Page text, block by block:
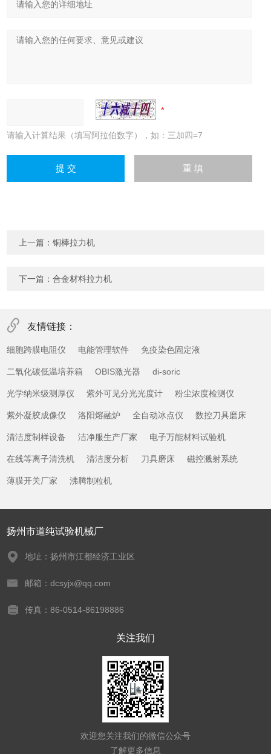
请输入计算结果（填写阿拉伯数字），如：三加四=7
上一篇：铜棒拉力机
下一篇：合金材料拉力机
友情链接：
细胞跨膜电阻仪 电能管理软件 免疫染色固定液
二氧化碳低温培养箱 OBIS激光器 di-soric
光学纳米级测厚仪 紫外可见分光光度计 粉尘浓度检测仪
紫外凝胶成像仪 洛阳熔融炉 全自动冰点仪 数控刀具磨床
清洁度制样设备 洁净服生产厂家 电子万能材料试验机
在线等离子清洗机 清洁度分析 刀具磨床 磁控溅射系统
薄膜开关厂家 沸腾制粒机
扬州市道纯试验机械厂
地址：扬州市江都经济工业区
邮箱：dcsyjx@qq.com
传真：86-0514-86198886
关注我们
欢迎您关注我们的微信公众号
了解更多信息